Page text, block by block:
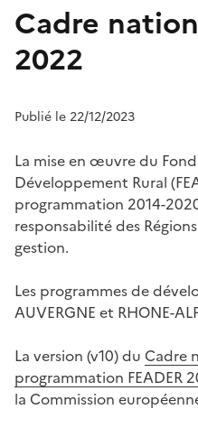
Cadre
2022
Publié le 22/12/2023
La mise en œuvre du
Développement Rural
programmation 2014-
responsabilité des
gestion.
Les programmes de
AUVERGNE et RHONE-
La version (v10) du Cadre
programmation FEADER
la Commission